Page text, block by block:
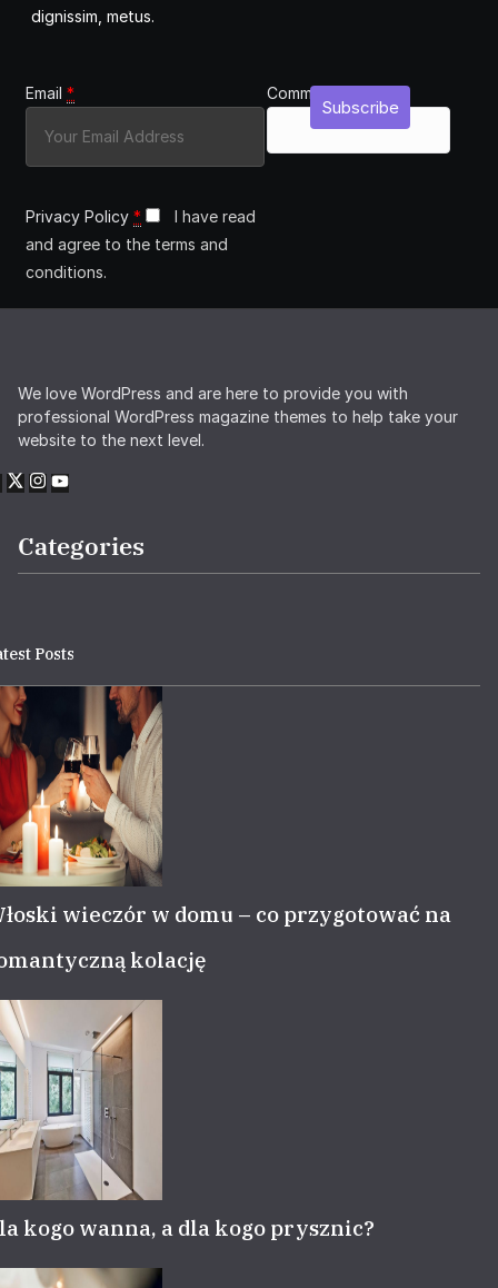
dignissim, metus.
Email *
Privacy Policy *
I have read
and agree to the terms and
conditions.
Comment
Subscribe
We love WordPress and are here to provide you with
professional WordPress magazine themes to help take your
website to the next level.
Categories
Posts
wieczór w domu – co przygotować na
kolację
kogo wanna, a dla kogo prysznic?